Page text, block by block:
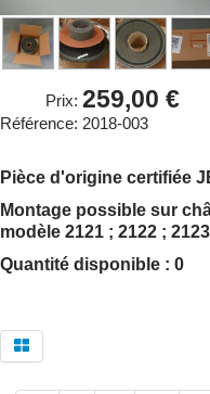
Prix: 259,00 €
Référence: 2018-003
Pièce d'origine certifiée
Montage possible sur
modèle 2121 ; 2122 ;
Quantité disponible : 0